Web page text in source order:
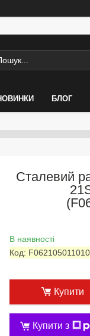
БЛОГ
Сталевий
В наявності
Код:
Купити
Купити з